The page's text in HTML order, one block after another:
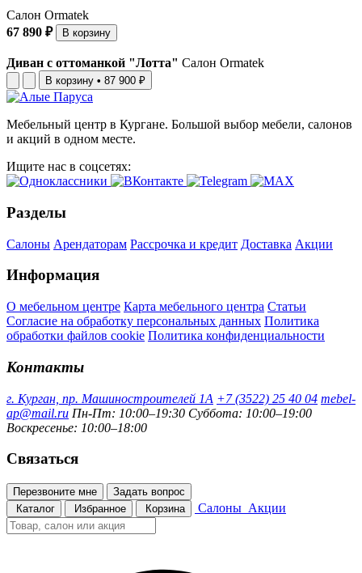
Салон Ormatek
67 890 ₽
В корзину
Диван с оттоманкой "Лотта" Салон Ormatek
В корзину • 87 900 ₽
Мебельный центр в Кургане. Большой выбор мебели, салонов
и акций в одном месте.
Ищите нас в соцсетях:
Разделы
Салоны Арендаторам Рассрочка и кредит Доставка Акции
Информация
О мебельном центре Карта мебельного центра Статьи
Согласие на обработку персональных данных Политика
обработки файлов cookie Политика конфиденциальности
Контакты
г. Курган, пр. Машиностроителей 1А +7 (3522) 25 40 04 mebel-
ap@mail.ru Пн-Пт: 10:00–19:30 Суббота: 10:00–19:00
Воскресенье: 10:00–18:00
Связаться
Перезвоните мне
Задать вопрос
Каталог
Избранное Корзина Салоны Акции